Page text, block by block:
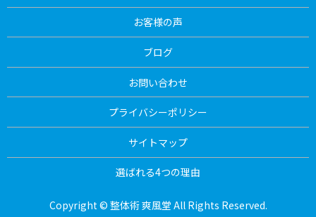
お客様の声
ブログ
お問い合わせ
プライバシーポリシー
サイトマップ
選ばれる4つの理由
Copyright © 整体術 爽風堂 All Rights Reserved.